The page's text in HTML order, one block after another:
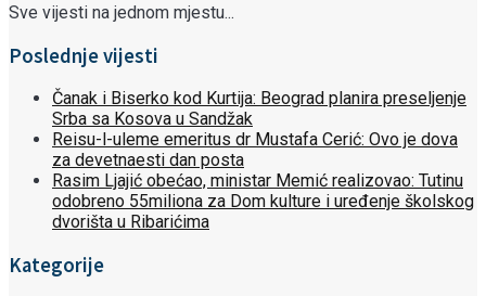
Sve vijesti na jednom mjestu...
Poslednje vijesti
Čanak i Biserko kod Kurtija: Beograd planira preseljenje
Srba sa Kosova u Sandžak
Reisu-l-uleme emeritus dr Mustafa Cerić: Ovo je dova
za devetnaesti dan posta
Rasim Ljajić obećao, ministar Memić realizovao: Tutinu
odobreno 55miliona za Dom kulture i uređenje školskog
dvorišta u Ribarićima
Kategorije